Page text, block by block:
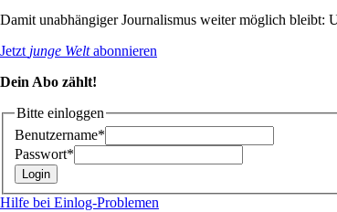
Damit unabhängiger Journalismus weiter möglich bleibt:
Jetzt junge Weltabonnieren
Dein Abo zählt!
Bitte einloggen
Benutzername*
Passwort*
Hilfe bei Einlog-Problemen